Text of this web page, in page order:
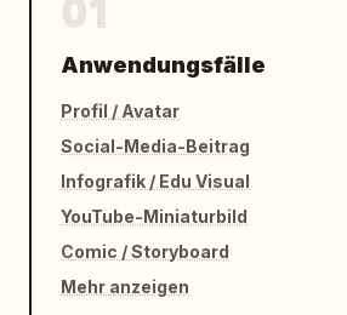
Anwendungsfälle
Profil / Avatar
Social-Media-Beitrag
Infografik / Edu Visual
YouTube-Miniaturbild
Comic / Storyboard
Mehr anzeigen